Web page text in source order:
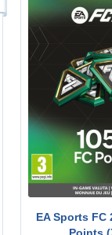
EA Sports FC